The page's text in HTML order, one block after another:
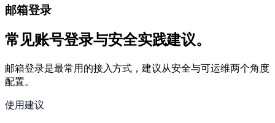
邮箱登录
常见账号登录与安全实践建议。
邮箱登录是最常用的接入方式，建议从安全与可运维两个角度
配置。
使用建议